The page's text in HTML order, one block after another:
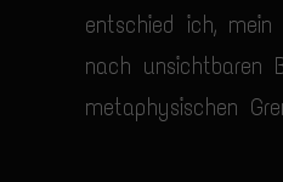
entschied ich,
nach unsichtbaren
metaphysischen